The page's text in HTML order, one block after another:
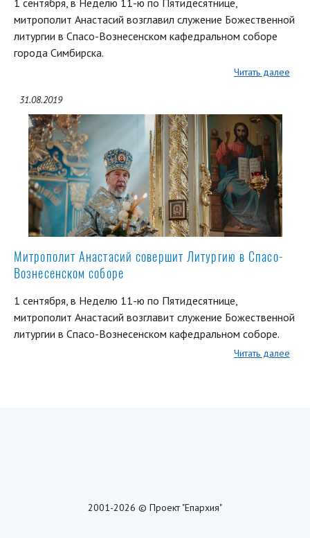
митрополит Анастасий возглавил служение Божественной
литургии в Спасо-Вознесенском кафедральном соборе
города Симбирска.
Читать далее
31.08.2019
Митрополит Анастасий совершит Литургию в Спасо-
Вознесенском соборе
1 сентября, в Неделю 11-ю по Пятидесятнице,
митрополит Анастасий возглавит служение Божественной
литургии в Спасо-Вознесенском кафедральном соборе.
Читать далее
2001-2026 © Проект "Епархия"